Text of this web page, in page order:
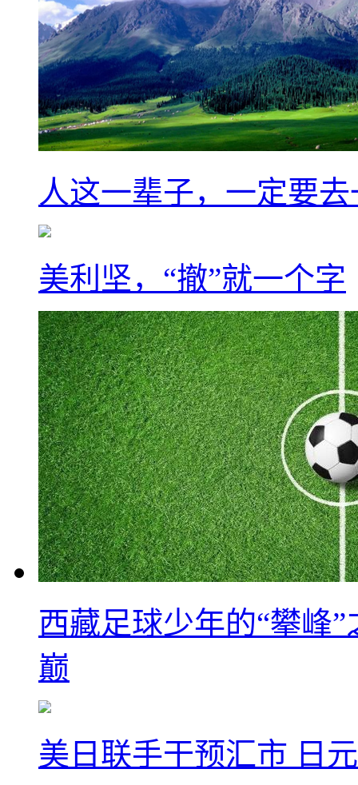
人这一辈子，一定要
美利坚，“撤”就一个字
西藏足球少年的“攀峰
巅
美日联手干预汇市 日